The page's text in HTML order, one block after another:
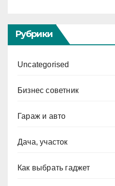
Рубрики
Uncategorised
Бизнес советник
Гараж и авто
Дача, участок
Как выбрать гаджет